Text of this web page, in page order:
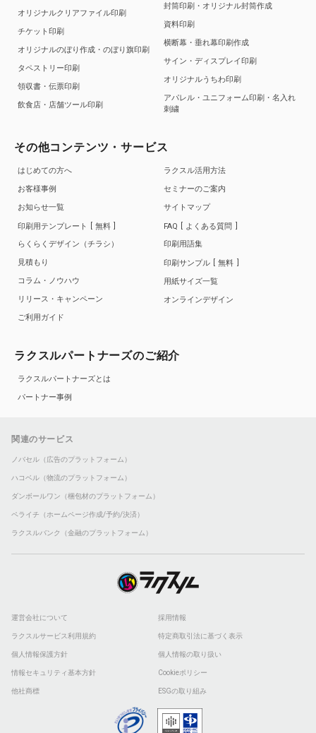
オリジナルクリアファイル印刷
チケット印刷
オリジナルのぼり作成・のぼり旗印刷
タペストリー印刷
領収書・伝票印刷
飲食店・店舗ツール印刷
封筒印刷・オリジナル封筒作成
資料印刷
横断幕・垂れ幕印刷作成
サイン・ディスプレイ印刷
オリジナルうちわ印刷
アパレル・ユニフォーム印刷・名入れ
刺繍
その他コンテンツ・サービス
はじめての方へ
お客様事例
お知らせ一覧
印刷用テンプレート
無料
らくらくデザイン（チラシ）
見積もり
コラム・ノウハウ
リリース・キャンペーン
ご利用ガイド
ラクスル活用方法
セミナーのご案内
サイトマップ
FAQ
よくある質問
印刷用語集
印刷サンプル
無料
用紙サイズ一覧
オンラインデザイン
ラクスルパートナーズのご紹介
ラクスルパートナーズとは
パートナー事例
関連のサービス
ノバセル（広告のプラットフォーム）
ハコベル（物流のプラットフォーム）
ダンボールワン（梱包材のプラットフォーム）
ペライチ（ホームページ作成/予約/決済）
ラクスルバンク（金融のプラットフォーム）
運営会社について 採用情報
ラクスルサービス利用規約 特定商取引法に基づく表示
個人情報保護方針 個人情報の取り扱い
情報セキュリティ基本方針 Cookieポリシー
他社商標 ESGの取り組み